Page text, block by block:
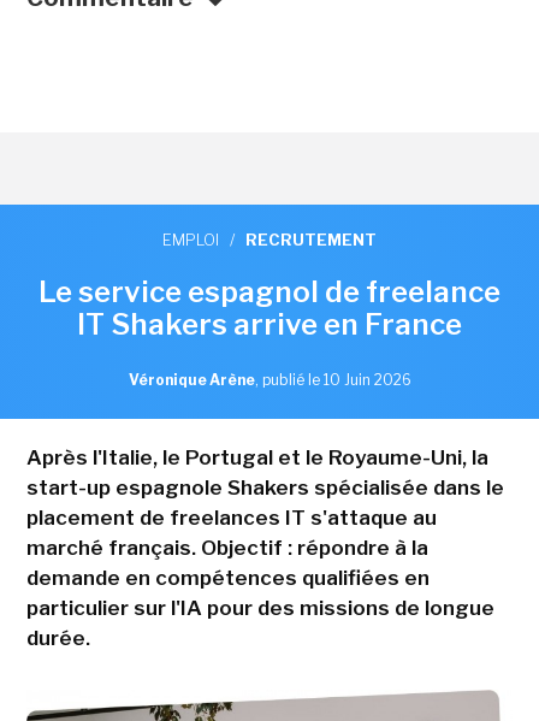
EMPLOI / RECRUTEMENT
Le service espagnol de freelance
IT Shakers arrive en France
Véronique Arène, publié le 10 Juin 2026
Après l'Italie, le Portugal et le Royaume-Uni, la
start-up espagnole Shakers spécialisée dans le
placement de freelances IT s'attaque au
marché français. Objectif : répondre à la
demande en compétences qualifiées en
particulier sur l'IA pour des missions de longue
durée.